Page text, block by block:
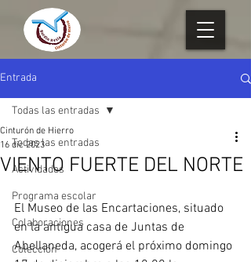
Entrada
Todas las entradas
Actividades
Programa escolar
Colaboraciones
Colección
Todas las entradas
VIENTO FUERTE DEL NORTE
Cinturón de Hierro
16 dic 2023
El Museo de las Encartaciones, situado
en la antigua casa de Juntas de
Abellaneda, acogerá el próximo domingo